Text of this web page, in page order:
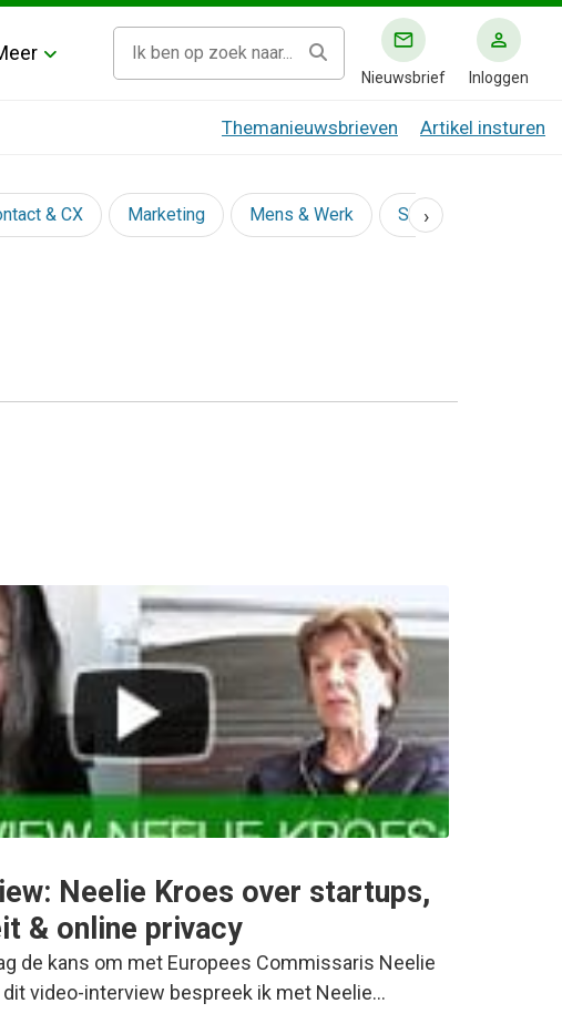
Nieuwsbrief Inloggen
Themanieuwsbrieven Artikel insturen
& CX Marketing Mens & Werk Social
›
Neelie Kroes over startups,
& online privacy
de kans om met Europees Commissaris Neelie
video-interview bespreek ik met Neelie…